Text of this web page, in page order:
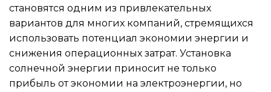
становятся одним из привлекательных
вариантов для многих компаний, стремящихся
использовать потенциал экономии энергии и
снижения операционных затрат. Установка
солнечной энергии приносит не только
прибыль от экономии на электроэнергии, но